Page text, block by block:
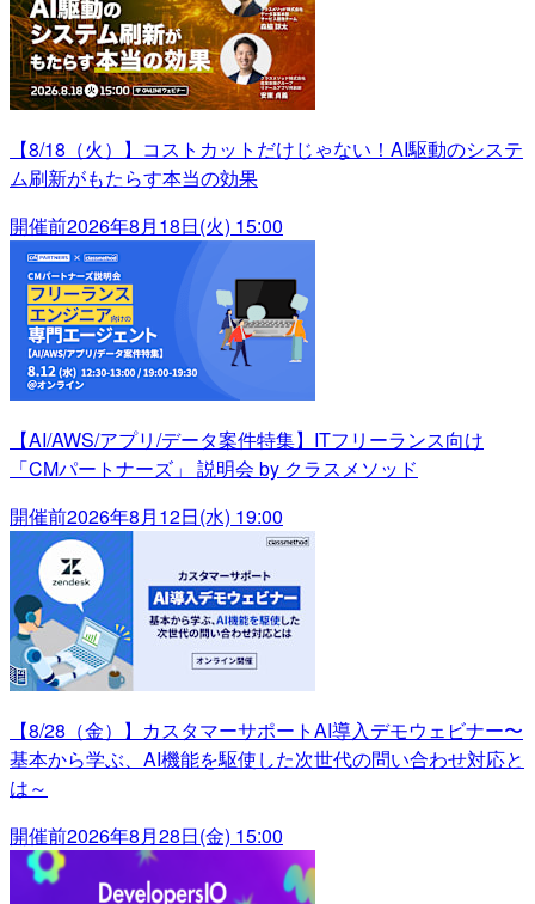
【8/18（火）】コストカットだけじゃない！AI駆動のシステ
ム刷新がもたらす本当の効果
開催前2026年8月18日(火) 15:00
【AI/AWS/アプリ/データ案件特集】ITフリーランス向け
「CMパートナーズ」 説明会 by クラスメソッド
開催前2026年8月12日(水) 19:00
【8/28（金）】カスタマーサポートAI導入デモウェビナー〜
基本から学ぶ、AI機能を駆使した次世代の問い合わせ対応と
は～
開催前2026年8月28日(金) 15:00